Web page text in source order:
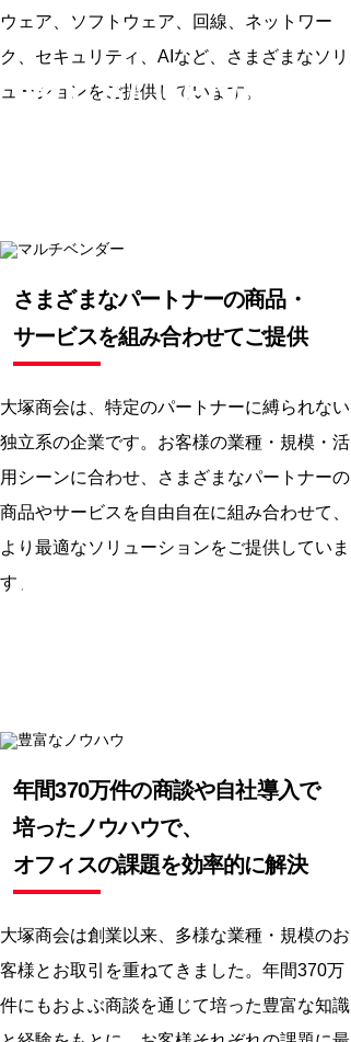
ウェア、ソフトウェア、回線、ネットワー
ク、セキュリティ、AIなど、さまざまなソリ
ューションをご提供しています。
MULTI VENDOR
さまざまなパートナーの商品・
サービスを組み合わせてご提供
大塚商会は、特定のパートナーに縛られない
独立系の企業です。お客様の業種・規模・活
用シーンに合わせ、さまざまなパートナーの
商品やサービスを自由自在に組み合わせて、
より最適なソリューションをご提供していま
す。KNOW-HOW
年間370万件の商談や自社導入で
培ったノウハウで、
オフィスの課題を効率的に解決
大塚商会は創業以来、多様な業種・規模のお
客様とお取引を重ねてきました。年間370万
件にもおよぶ商談を通じて培った豊富な知識